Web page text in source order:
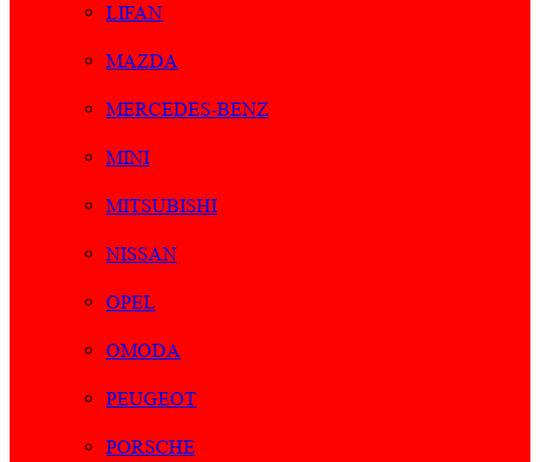
LIFAN
MAZDA
MERCEDES-BENZ
MINI
MITSUBISHI
NISSAN
OPEL
OMODA
PEUGEOT
PORSCHE